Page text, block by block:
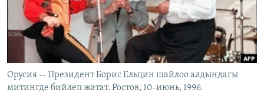
АЗАТТЫК+
ЫҢГАЙСЫЗ СУРООЛОР
ЭЕ/АРнун бардык сайттары
Орусия -- Президент Борис Ельцин шайлоо алдындагы
митингде бийлеп жатат. Ростов, 10-июнь, 1996.